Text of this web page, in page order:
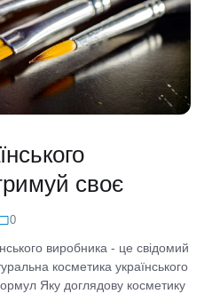
своє
0
виробника - це свідомий
косметика українського
Яку доглядову косметику